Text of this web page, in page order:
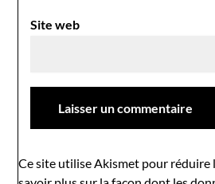
Site web
Ce site utilise Akismet pour réduire